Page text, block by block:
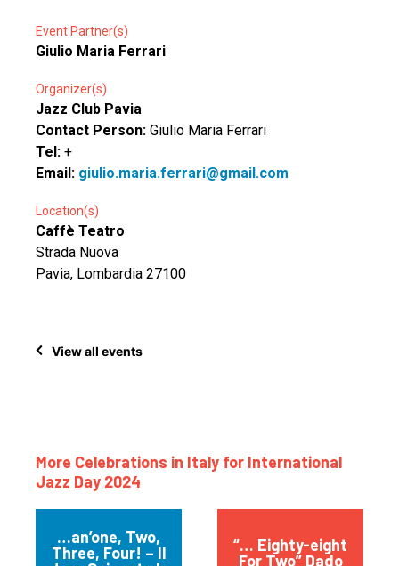
Event Partner(s)
Giulio Maria Ferrari
Organizer(s)
Jazz Club Pavia
Contact Person: Giulio Maria Ferrari
Tel: +
Email: giulio.maria.ferrari@gmail.com
Location(s)
Caffè Teatro
Strada Nuova
Pavia, Lombardia 27100
View all events
More Celebrations in Italy for International
Jazz Day 2024
…an’one, Two,
Three, Four! – Il
“… Eighty-eight
For Two” Dado